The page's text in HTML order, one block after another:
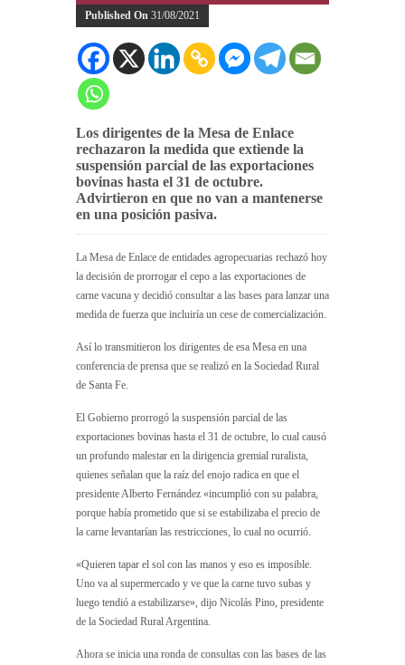
Published On 31/08/2021
Los dirigentes de la Mesa de Enlace
rechazaron la medida que extiende la
suspensión parcial de las exportaciones
bovinas hasta el 31 de octubre.
Advirtieron en que no van a mantenerse
en una posición pasiva.
La Mesa de Enlace de entidades agropecuarias rechazó hoy
la decisión de prorrogar el cepo a las exportaciones de
carne vacuna y decidió consultar a las bases para lanzar una
medida de fuerza que incluiría un cese de comercialización.
Así lo transmitieron los dirigentes de esa Mesa en una
conferencia de prensa que se realizó en la Sociedad Rural
de Santa Fe.
El Gobierno prorrogó la suspensión parcial de las
exportaciones bovinas hasta el 31 de octubre, lo cual causó
un profundo malestar en la dirigencia gremial ruralista,
quienes señalan que la raíz del enojo radica en que el
presidente Alberto Fernández «incumplió con su palabra,
porque había prometido que si se estabilizaba el precio de
la carne levantarían las restricciones, lo cual no ocurrió.
«Quieren tapar el sol con las manos y eso es imposible.
Uno va al supermercado y ve que la carne tuvo subas y
luego tendió a estabilizarse», dijo Nicolás Pino, presidente
de la Sociedad Rural Argentina.
Ahora se inicia una ronda de consultas con las bases de las